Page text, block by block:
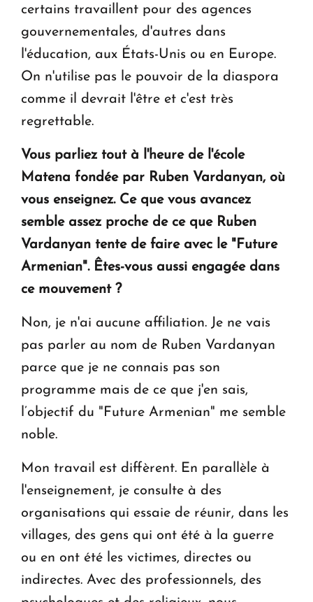
certains travaillent pour des agences
gouvernementales, d'autres dans
l'éducation, aux États-Unis ou en Europe.
On n'utilise pas le pouvoir de la diaspora
comme il devrait l'être et c'est très
regrettable.
Vous parliez tout à l'heure de l'école
Matena fondée par Ruben Vardanyan, où
vous enseignez. Ce que vous avancez
semble assez proche de ce que Ruben
Vardanyan tente de faire avec le "Future
Armenian". Êtes-vous aussi engagée dans
ce mouvement ?
Non, je n'ai aucune affiliation. Je ne vais
pas parler au nom de Ruben Vardanyan
parce que je ne connais pas son
programme mais de ce que j'en sais,
l’objectif du "Future Armenian" me semble
noble.
Mon travail est diffèrent. En parallèle à
l'enseignement, je consulte à des
organisations qui essaie de réunir, dans les
villages, des gens qui ont été à la guerre
ou en ont été les victimes, directes ou
indirectes. Avec des professionnels, des